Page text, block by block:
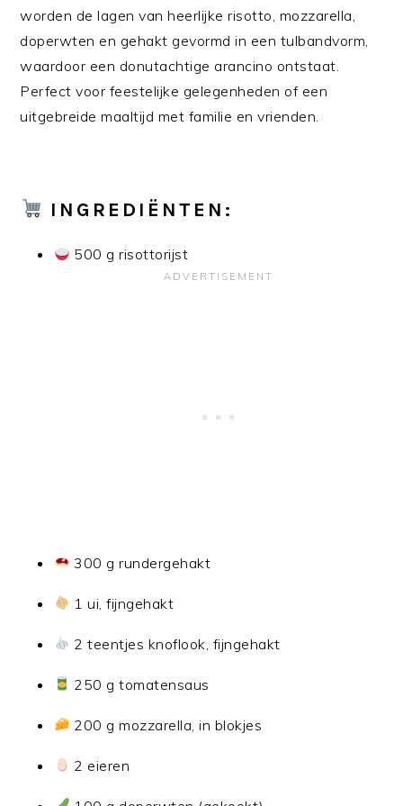
worden de lagen van heerlijke risotto, mozzarella,
doperwten en gehakt gevormd in een tulbandvorm,
waardoor een donutachtige arancino ontstaat.
Perfect voor feestelijke gelegenheden of een
uitgebreide maaltijd met familie en vrienden.
INGREDIËNTEN:
500 g risottorijst
300 g rundergehakt
1 ui, fijngehakt
2 teentjes knoflook, fijngehakt
250 g tomatensaus
200 g mozzarella, in blokjes
2 eieren